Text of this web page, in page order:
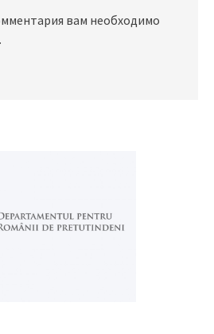
вам необходимо
.